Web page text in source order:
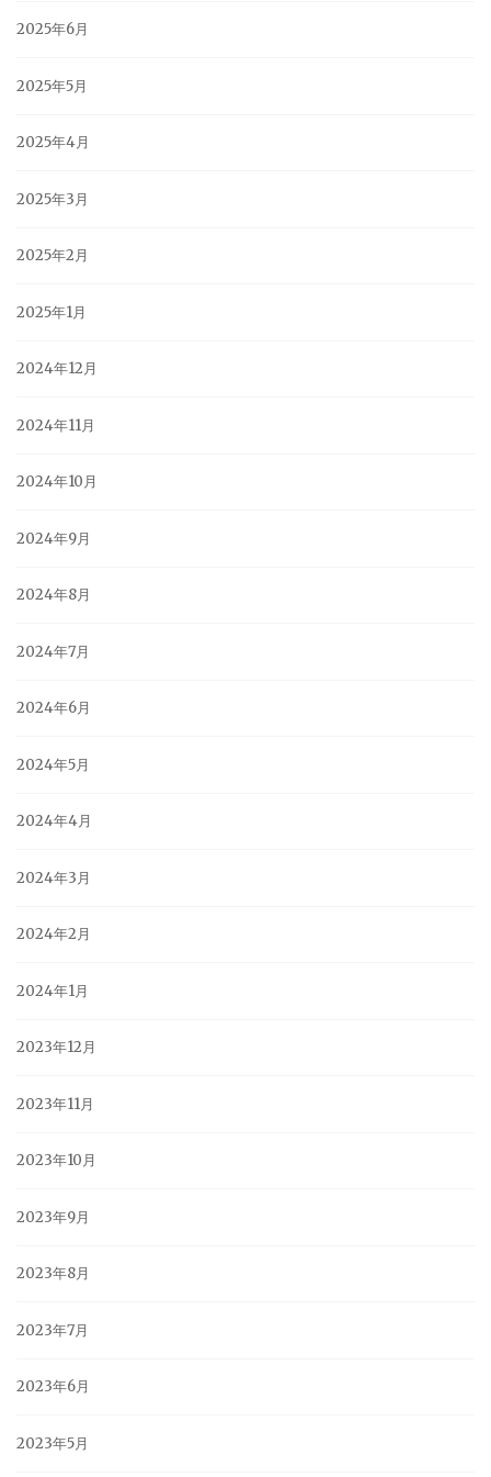
2025年6月
2025年5月
2025年4月
2025年3月
2025年2月
2025年1月
2024年12月
2024年11月
2024年10月
2024年9月
2024年8月
2024年7月
2024年6月
2024年5月
2024年4月
2024年3月
2024年2月
2024年1月
2023年12月
2023年11月
2023年10月
2023年9月
2023年8月
2023年7月
2023年6月
2023年5月